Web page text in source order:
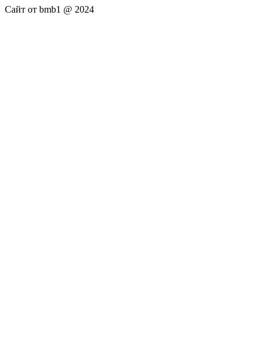
Сайт от bmb1 @ 2024